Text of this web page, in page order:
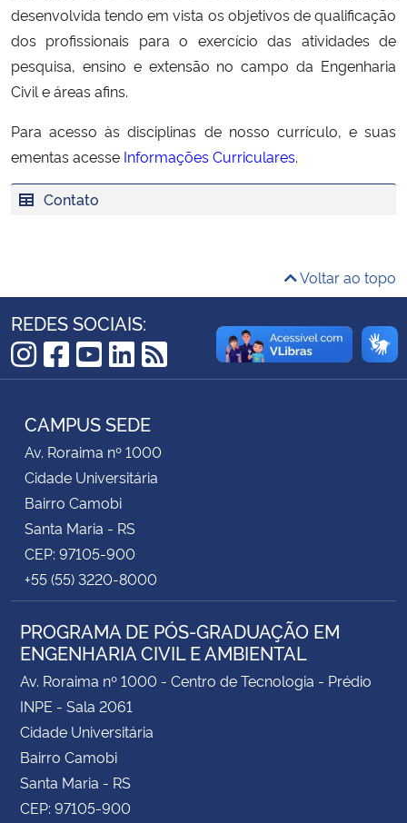
Ministério da Cidadania
Ministério da Saúde
Ministério da Ciência, Tecnologia, Inovações e Comunicações
Controladoria-Geral da União
Secretaria-Geral
Secretaria de Governo
Gabinete de Segurança Institucional
Advocacia-Geral da União
Banco Central do Brasil
Planalto
desenvolvida tendo em vista os objetivos de qualificação
dos profissionais para o exercício das atividades de
pesquisa, ensino e extensão no campo da Engenharia
Civil e áreas afins.
Para acesso às disciplinas de nosso currículo, e suas
ementas acesse Informações Curriculares.
Contato
Voltar ao topo
REDES SOCIAIS:
Instagram
Facebook
YouTube
LinkedIn
RSS
CAMPUS SEDE
Av. Roraima nº 1000
Cidade Universitária
Bairro Camobi
Santa Maria - RS
CEP: 97105-900
+55 (55) 3220-8000
PROGRAMA DE PÓS-GRADUAÇÃO EM
ENGENHARIA CIVIL E AMBIENTAL
Av. Roraima nº 1000 - Centro de Tecnologia - Prédio
INPE - Sala 2061
Cidade Universitária
Bairro Camobi
Santa Maria - RS
CEP: 97105-900